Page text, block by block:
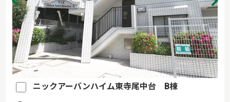
ニックアーバンハイム東寺尾中台 B棟